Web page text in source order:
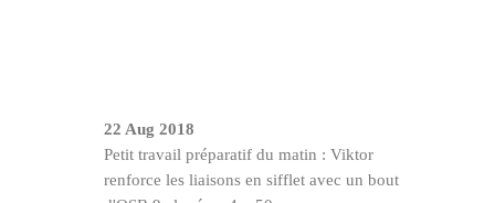
22 Aug 2018
Petit travail préparatif du matin : Viktor
renforce les liaisons en sifflet avec un bout